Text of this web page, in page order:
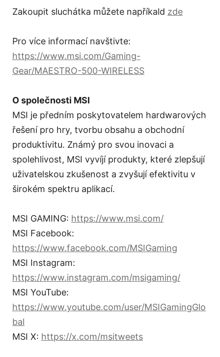
Zakoupit sluchátka můžete napříkald zde
Pro více informací navštivte:
https://www.msi.com/Gaming-
Gear/MAESTRO-500-WIRELESS
O společnosti MSI
MSI je předním poskytovatelem hardwarových
řešení pro hry, tvorbu obsahu a obchodní
produktivitu. Známý pro svou inovaci a
spolehlivost, MSI vyvíjí produkty, které zlepšují
uživatelskou zkušenost a zvyšují efektivitu v
širokém spektru aplikací.
MSI GAMING: https://www.msi.com/
MSI Facebook:
https://www.facebook.com/MSIGaming
MSI Instagram:
https://www.instagram.com/msigaming/
MSI YouTube:
https://www.youtube.com/user/MSIGamingGlo
bal
MSI X: https://x.com/msitweets